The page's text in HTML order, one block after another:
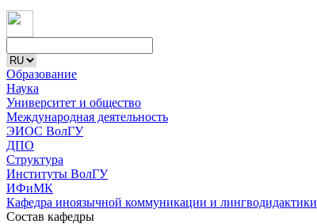
Образование
Наука
Университет и общество
Международная деятельность
ЭИОС ВолГУ
ДПО
Структура
Институты ВолГУ
ИФиМК
Кафедра иноязычной коммуникации и лингводидактики
Состав кафедры